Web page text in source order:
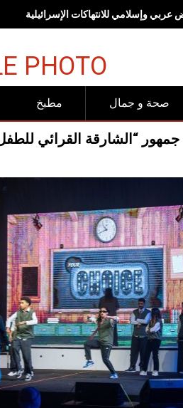
عربي وإسلامي للانتهاكات الإسرائيلية
PHOTO
مطبخ صحة و جمال
“الشارقة القرائي